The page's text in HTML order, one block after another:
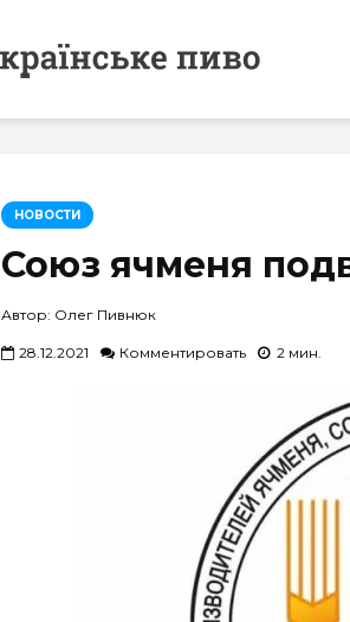
НОВОСТИ
Союз ячменя
Автор: Олег Пивнюк
28.12.2021 Комментировать 2 мин.